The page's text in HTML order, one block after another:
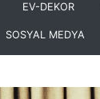
EV-DEKOR
SOSYAL MEDYA